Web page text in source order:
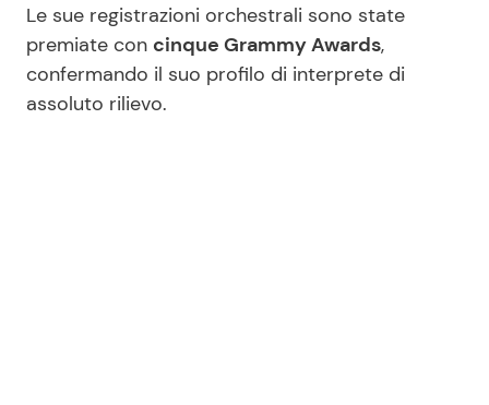
Le sue registrazioni orchestrali sono state
premiate con cinque Grammy Awards,
confermando il suo profilo di interprete di
assoluto rilievo.